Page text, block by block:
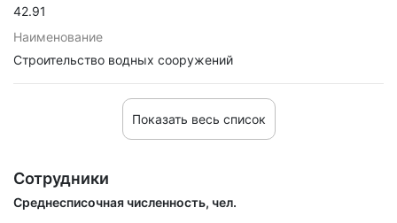
42.91
Наименование
Строительство водных сооружений
Показать весь список
Сотрудники
Среднесписочная численность, чел.